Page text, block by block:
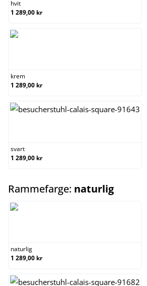
hvit
1 289,00 kr
krem
1 289,00 kr
svart
1 289,00 kr
Rammefarge: naturligselect
naturlig
1 289,00 kr